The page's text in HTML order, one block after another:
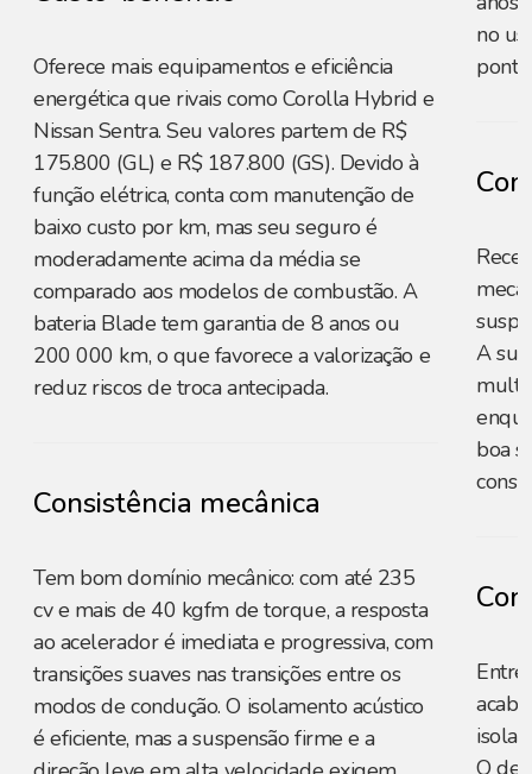
Oferece mais equipamentos e eficiência
energética que rivais como Corolla Hybrid e
Nissan Sentra. Seu valores partem de R$
175.800 (GL) e R$ 187.800 (GS). Devido à
função elétrica, conta com manutenção de
baixo custo por km, mas seu seguro é
moderadamente acima da média se
comparado aos modelos de combustão. A
bateria Blade tem garantia de 8 anos ou
200 000 km, o que favorece a valorização e
reduz riscos de troca antecipada.
Consistência mecânica
Tem bom domínio mecânico: com até 235
cv e mais de 40 kgfm de torque, a resposta
ao acelerador é imediata e progressiva, com
transições suaves nas transições entre os
modos de condução. O isolamento acústico
é eficiente, mas a suspensão firme e a
no
A
boa
O